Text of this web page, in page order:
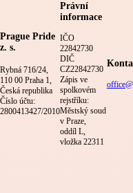
Prague Pride
z. s.
Rybná 716/24,
110 00 Praha 1,
Česká republika
Číslo účtu:
2800413427/2010
Právní
informace
IČO
22842730
DIČ
CZ22842730
Zápis ve
spolkovém
rejstříku:
Městský soud
v Praze,
oddíl L,
vložka 22311